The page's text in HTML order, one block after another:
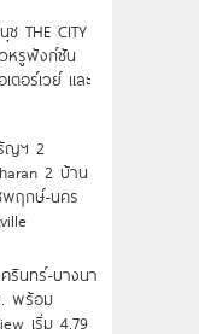
THE CITY
หรูฟังก์ชัน
อร์เวย์ และ
ญฯ 2
2 บ้าน
พฤกษ์-นคร
รินทร์-บางนา
. พร้อม
เริ่ม 4.79